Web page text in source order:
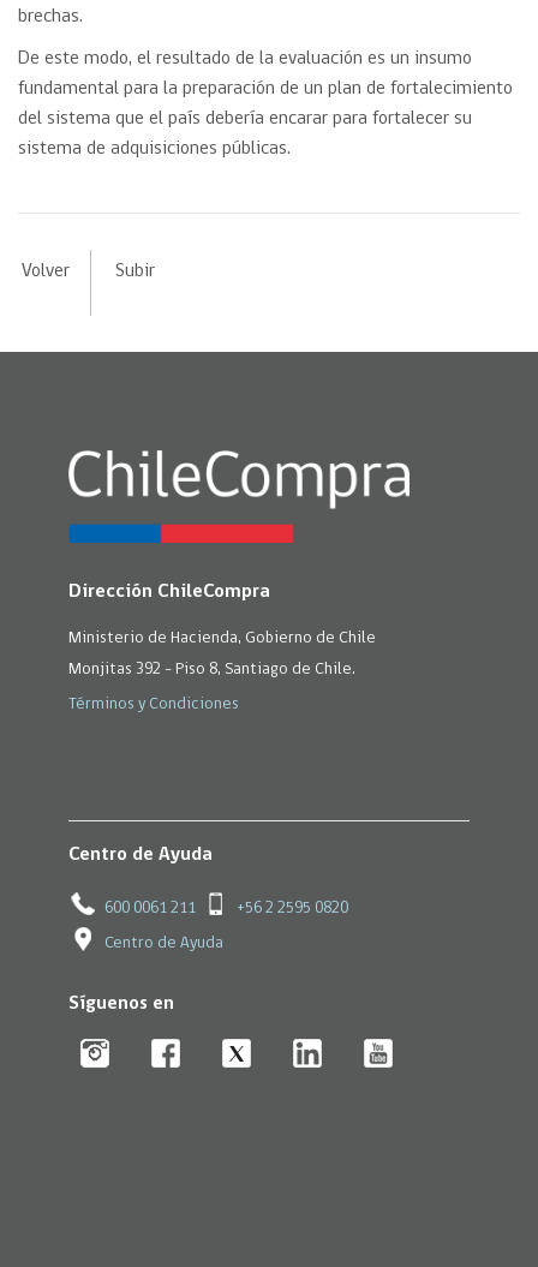
brechas.
De este modo, el resultado de la evaluación es un insumo
fundamental para la preparación de un plan de fortalecimiento
del sistema que el país debería encarar para fortalecer su
sistema de adquisiciones públicas.
Volver Subir
Dirección ChileCompra
Ministerio de Hacienda, Gobierno de Chile
Monjitas 392 - Piso 8, Santiago de Chile.
Términos y Condiciones
Centro de Ayuda
600 0061 211 +56 2 2595 0820
Centro de Ayuda
Síguenos en